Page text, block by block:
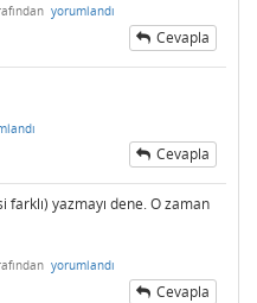
yorumlandı
Cevapla
Cevapla
farklı) yazmayı dene. O zaman
yorumlandı
Cevapla